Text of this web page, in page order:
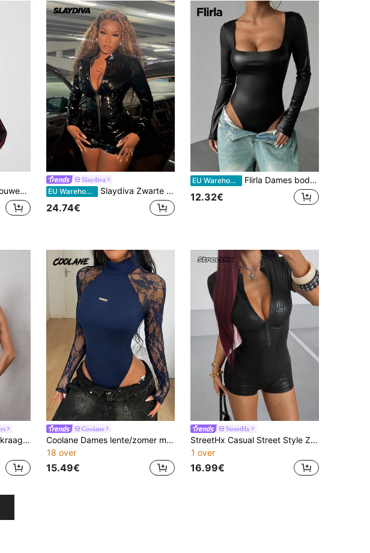
Hals Body's
Slaydiva
EU Warehouse Slaydiva Zwarte hooggesloten glanzende PU-leren jumpsuit met lange mouwen en rits
24.74€
EU Warehouse Flirla Dames bodysuit met lange mouwen, PU-gecoate stof, slanke pasvorm, minimalistisch ontwerp, veelzijdig voor woon-werkverkeer
12.32€
SHEIN BAE Tanktop met kraag en krokodillenreliëf
Coolane
Coolane Dames lente/zomer muziekfestival feest ademende mesh stretch bodysuit jumpsuits, Valentijnsdag
18 over
15.49€
StreetHx
StreetHx Casual Street Style Zwarte Slangenprint Dames Jumpsuit
1 over
16.99€